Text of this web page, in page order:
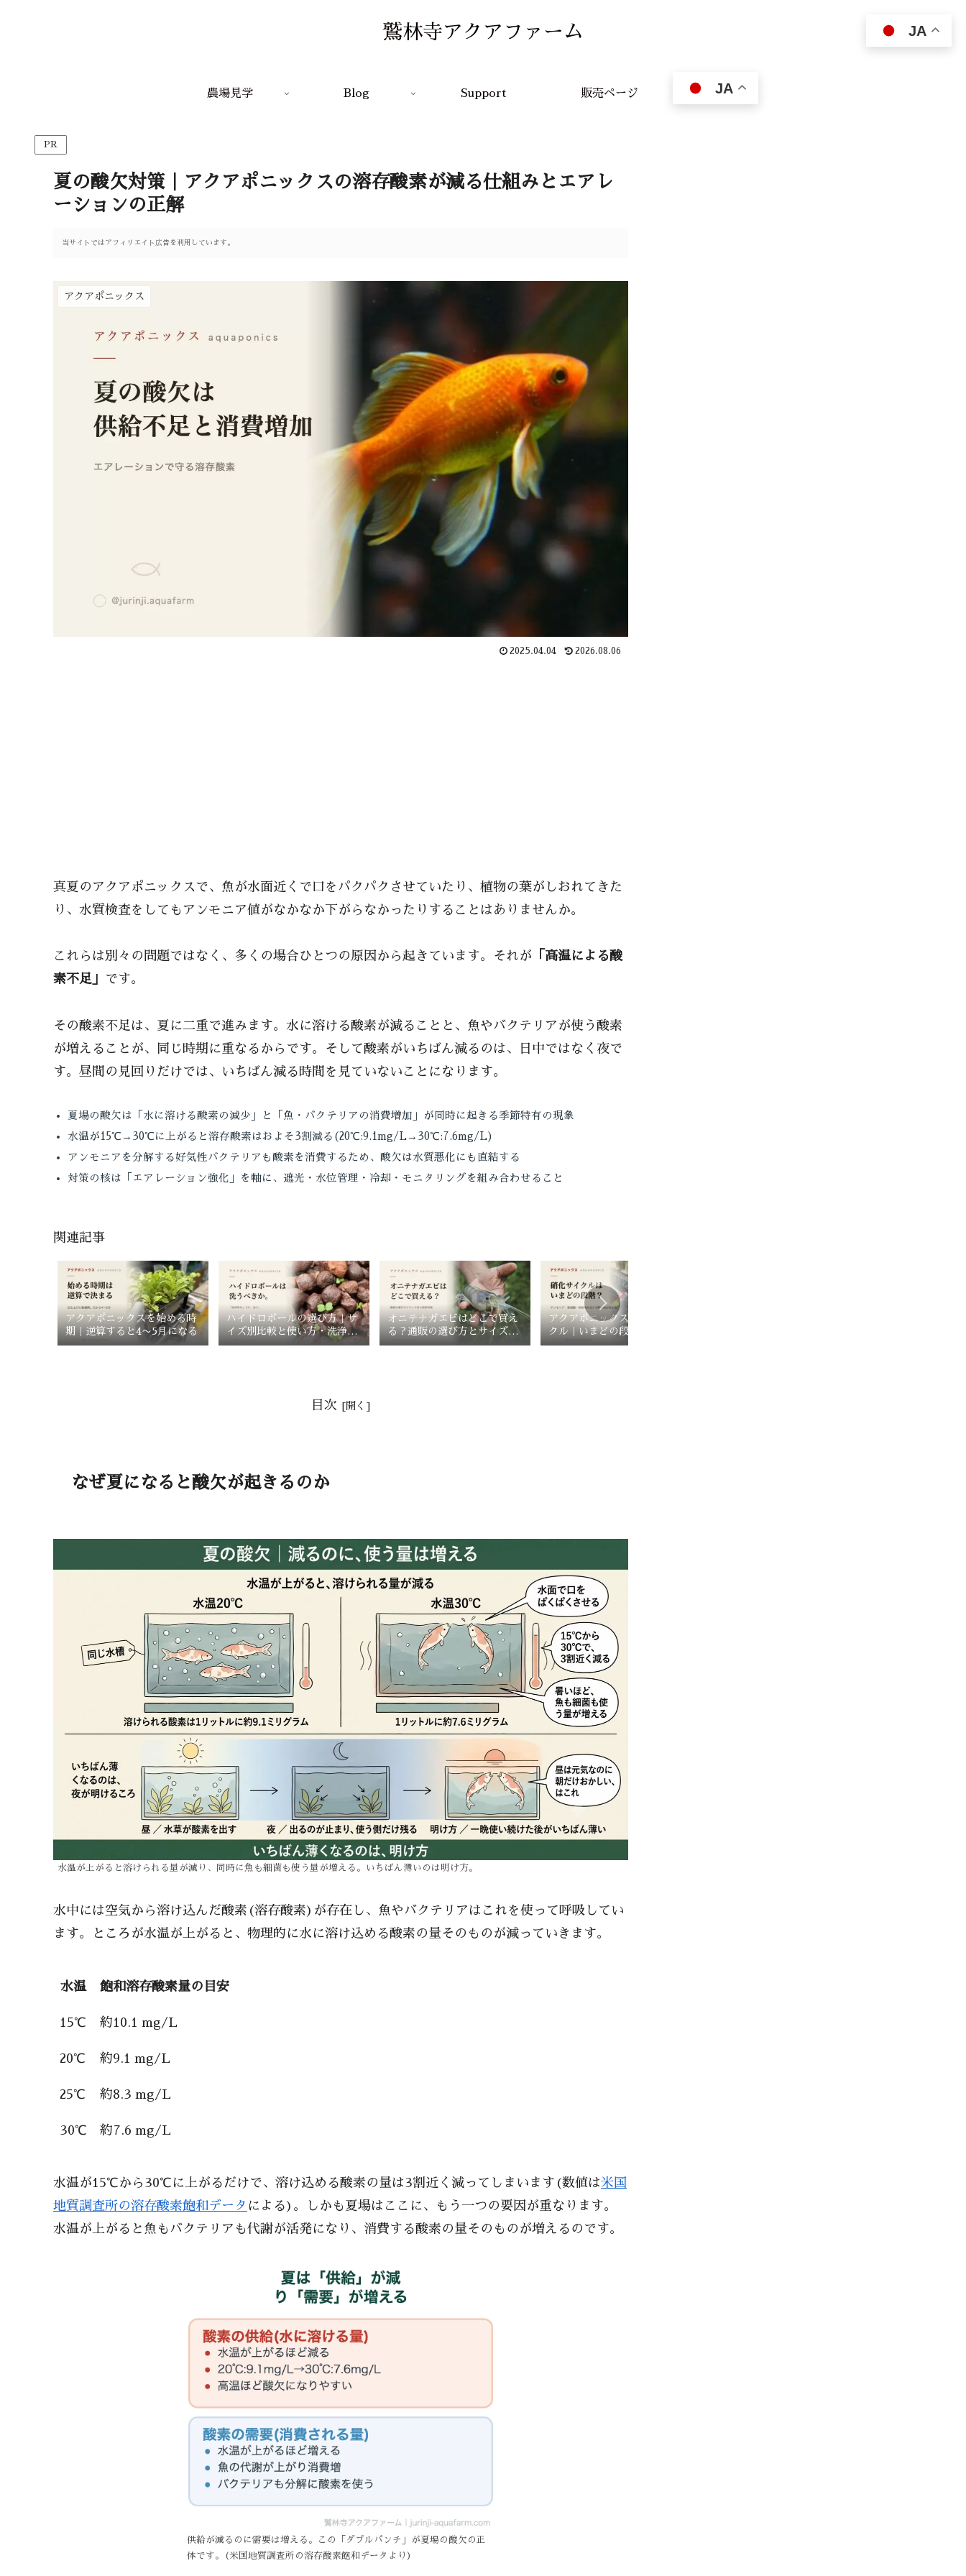
鷲林寺アクアファーム
農場見学 Blog Support 販売ページ JA
PR
夏の酸欠対策｜アクアポニックスの溶存酸素が減る仕組みとエアレ
ーションの正解
当サイトではアフィリエイト広告を利用しています。
アクアポニックス
2025.04.04 2026.08.06
真夏のアクアポニックスで、魚が水面近くで口をパクパクさせていたり、植物の葉がしおれてきた
り、水質検査をしてもアンモニア値がなかなか下がらなかったりすることはありませんか。
これらは別々の問題ではなく、多くの場合ひとつの原因から起きています。それが 「高温による酸
素不足」
です。
その酸素不足は、夏に二重で進みます。水に溶ける酸素が減ることと、魚やバクテリアが使う酸素
が増えることが、同じ時期に重なるからです。そして酸素がいちばん減るのは、日中ではなく夜で
す。昼間の見回りだけでは、いちばん減る時間を見ていないことになります。
夏場の酸欠は「水に溶ける酸素の減少」と「魚・バクテリアの消費増加」が同時に起きる季節特有の現象
水温が15℃→30℃に上がると溶存酸素はおよそ3割減る(20℃:9.1mg/L→30℃:7.6mg/L)
アンモニアを分解する好気性バクテリアも酸素を消費するため、酸欠は水質悪化にも直結する
対策の核は「エアレーション強化」を軸に、遮光・水位管理・冷却・モニタリングを組み合わせること
関連記事
アクアポニックスを始める時
期｜逆算すると4〜5月になる
ハイドロボールの選び方｜サ
イズ別比較と使い方・洗浄方
法【アクアポニックス】
オニテナガエビはどこで買え
る？通販の選び方とサイズ別
の価格相場
アクアポニックスの硝化サイ
クル｜いまどの段階かを数値
で見分ける
目次
なぜ夏になると酸欠が起きるのか
水温が上がると溶けられる量が減り、同時に魚も細菌も使う量が増える。いちばん薄いのは明け方。
水中には空気から溶け込んだ酸素(溶存酸素)が存在し、魚やバクテリアはこれを使って呼吸してい
ます。ところが水温が上がると、物理的に水に溶け込める酸素の量そのものが減っていきます。
水温 飽和溶存酸素量の目安
15℃ 約10.1 mg/L
20℃ 約9.1 mg/L
25℃ 約8.3 mg/L
30℃ 約7.6 mg/L
水温が15℃から30℃に上がるだけで、溶け込める酸素の量は3割近く減ってしまいます(数値は米国
地質調査所の溶存酸素飽和データ による)。しかも夏場はここに、もう一つの要因が重なります。
水温が上がると魚もバクテリアも代謝が活発になり、消費する酸素の量そのものが増えるのです。
供給が減るのに需要は増える。この「ダブルパンチ」が夏場の酸欠の正
体です。(米国地質調査所の溶存酸素飽和データより)
JA